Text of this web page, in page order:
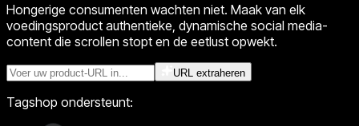
Hongerige consumenten wachten niet. Maak van elk
voedingsproduct authentieke, dynamische social media-
content die scrollen stopt en de eetlust opwekt.
URL extraheren
Tagshop ondersteunt: